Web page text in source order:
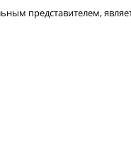
представителем,